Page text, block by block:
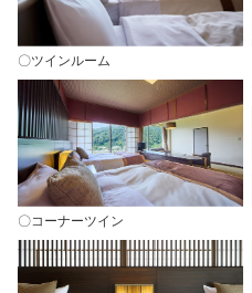
〇ツインルーム
〇コーナーツイン